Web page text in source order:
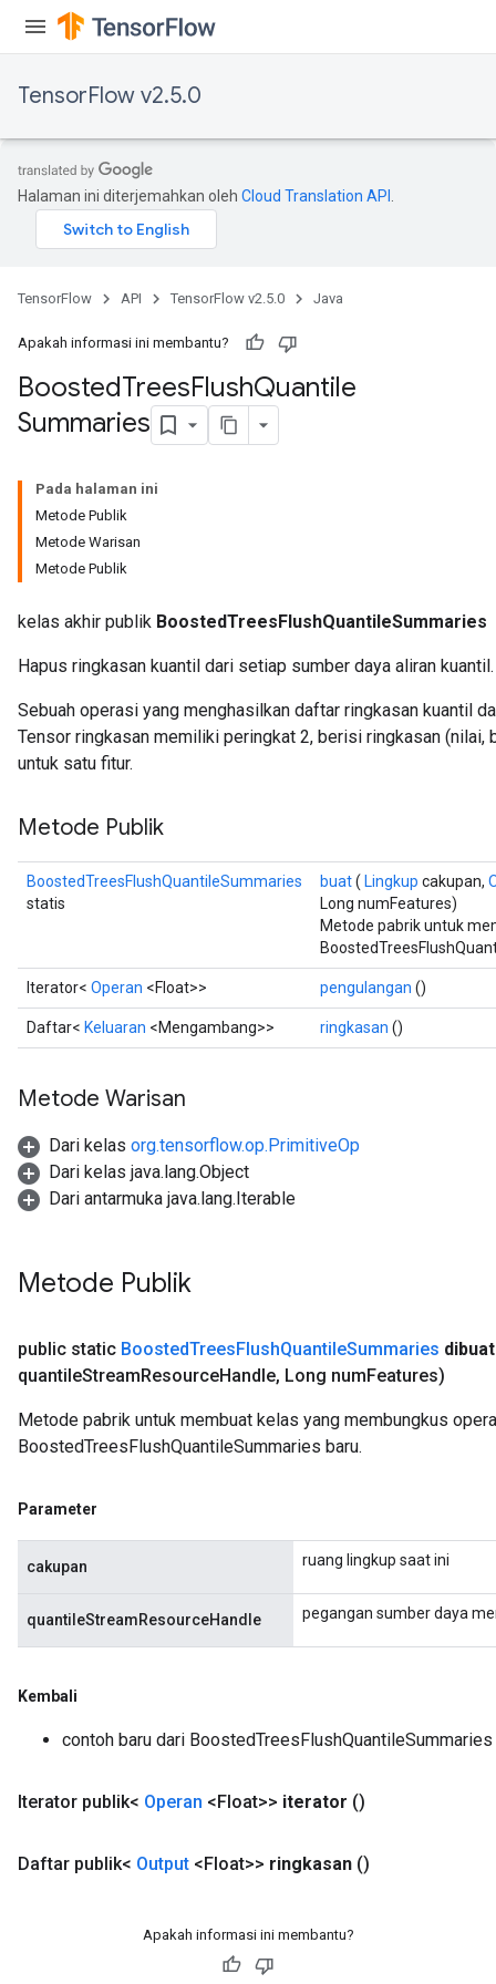
TensorFlow v2.5.0
Halaman ini diterjemahkan oleh Cloud Translation API
TensorFlow API TensorFlow v2.5.0 Java
Apakah informasi ini membantu?
BoostedTreesFlushQuantile
Summaries
Pada halaman ini
Metode Publik
Metode Warisan
Metode Publik
kelas akhir publik BoostedTreesFlushQuantileSummaries
Hapus ringkasan kuantil dari setiap sumber daya aliran kuantil.
Sebuah operasi yang menghasilkan daftar ringkasan kuantil
Tensor ringkasan memiliki peringkat 2, berisi ringkasan
untuk satu fitur.
Metode Publik
BoostedTreesFlushQuantileSummaries
statis
buat( Lingkup cakupan,
Long numFeatures)
Metode pabrik untuk
Iterator< Operan <Float>> pengulangan ()
Daftar< Keluaran <Mengambang>> ringkasan ()
Metode Warisan
Dari kelas org.tensorflow.op.PrimitiveOp
Dari kelas java.lang.Object
Dari antarmuka java.lang.Iterable
Metode Publik
public static BoostedTreesFlushQuantileSummaries dibuat
quantileStreamResourceHandle, Long numFeatures)
Metode pabrik untuk membuat kelas yang membungkus
BoostedTreesFlushQuantileSummaries baru.
Parameter
cakupan ruang lingkup saat ini
quantileStreamResourceHandle pegangan sumber daya
Kembali
contoh baru dari BoostedTreesFlushQuantileSummaries
Iterator publik< Operan <Float>> iterator ()
Daftar publik< Output <Float>> ringkasan ()
Apakah informasi ini membantu?